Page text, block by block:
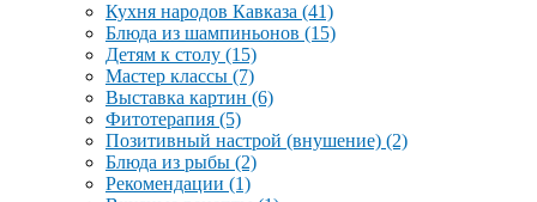
Кухня народов Кавказа (41)
Блюда из шампиньонов (15)
Детям к столу (15)
Мастер классы (7)
Выставка картин (6)
Фитотерапия (5)
Позитивный настрой (внушение) (2)
Блюда из рыбы (2)
Рекомендации (1)